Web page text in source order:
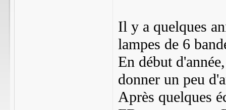
Il y a quelques
lampes de 6
En début
donner un peu
Après quelques